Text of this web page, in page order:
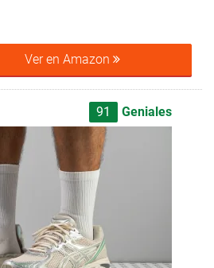
Ver en Amazon
91 Geniales